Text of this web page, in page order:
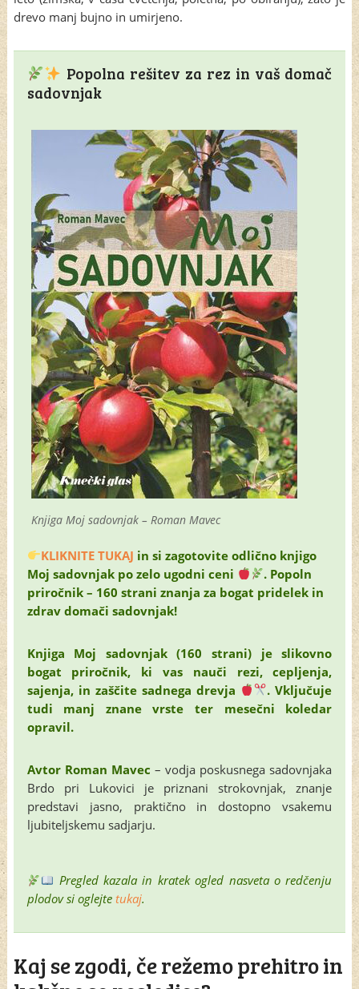
drevo manj bujno in umirjeno.
Popolna rešitev za rez in vaš domač
sadovnjak
Knjiga Moj sadovnjak – Roman Mavec
KLIKNITE TUKAJ in si zagotovite odlično knjigo
Moj sadovnjak po zelo ugodni ceni
. Popoln
priročnik – 160 strani znanja za bogat pridelek in
zdrav domači sadovnjak!
Knjiga Moj sadovnjak (160 strani) je slikovno
bogat priročnik, ki vas nauči rezi, cepljenja,
sajenja, in zaščite sadnega drevja
. Vključuje
tudi manj znane vrste ter mesečni koledar
opravil.
Avtor Roman Mavec – vodja poskusnega sadovnjaka
Brdo pri Lukovici je priznani strokovnjak, znanje
predstavi jasno, praktično in dostopno vsakemu
ljubiteljskemu sadjarju.
Pregled kazala in kratek ogled nasveta o redčenju
plodov si oglejte tukaj.
Kaj se zgodi, če režemo prehitro in